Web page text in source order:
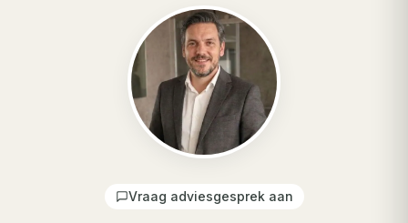
Vraag adviesgesprek aan